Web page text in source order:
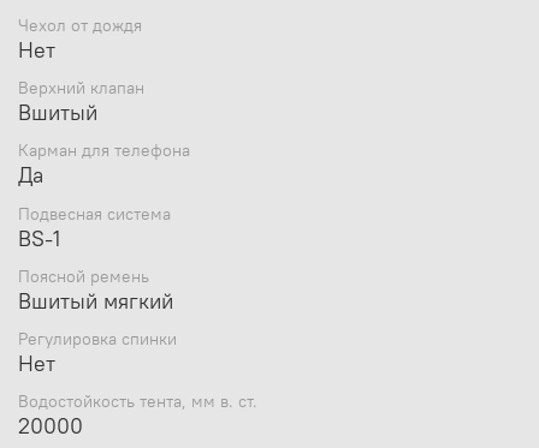
Чехол от дождя
Нет
Верхний клапан
Вшитый
Карман для телефона
Да
Подвесная система
BS-1
Поясной ремень
Вшитый мягкий
Регулировка спинки
Нет
Водостойкость тента, мм в. ст.
20000